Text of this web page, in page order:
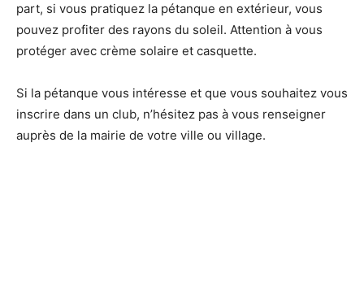
part, si vous pratiquez la pétanque en extérieur, vous
pouvez profiter des rayons du soleil. Attention à vous
protéger avec crème solaire et casquette.
Si la pétanque vous intéresse et que vous souhaitez vous
inscrire dans un club, n’hésitez pas à vous renseigner
auprès de la mairie de votre ville ou village.